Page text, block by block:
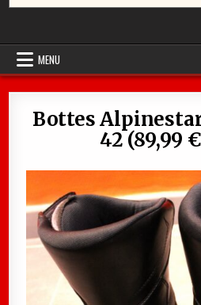
MENU
Bottes
42 (89,99